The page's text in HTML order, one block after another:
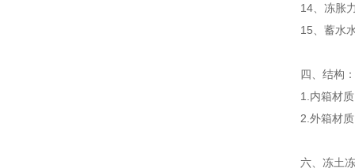
14、冻胀
15、蓄水
四、 结构
1.内箱材
2.外箱材
六、 冻土